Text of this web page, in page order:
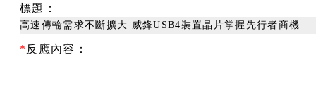
標題：
高速傳輸需求不斷擴大 威鋒USB4裝置晶片掌握先行者商機
* 反應內容：